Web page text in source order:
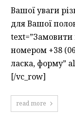
Вашої уваги
для Вашої
номером +38
ласка, форму”
[/vc_row]
read more